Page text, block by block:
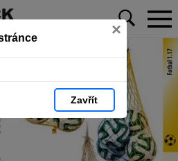
×
Zavřít